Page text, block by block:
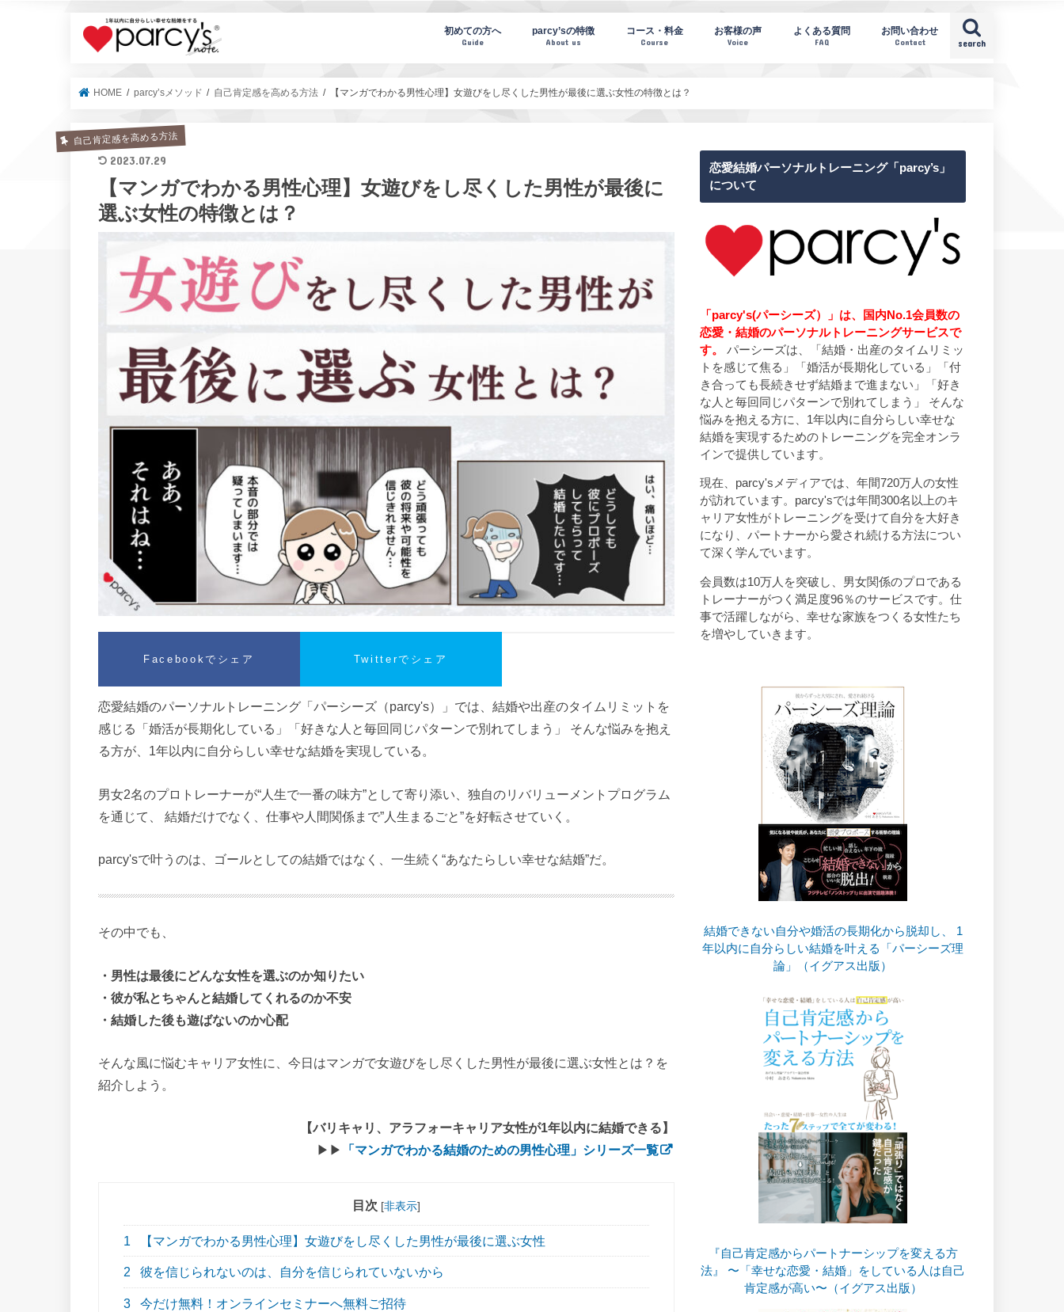
parcy's note(パーシーズノート) search
初めての方へ
Guide
parcy’sの特徴
About us
コース・料金
Course
お客様の声
Voice
よくある質問
FAQ
お問い合わせ
Contact
HOME parcy’sメソッド 自己肯定感を高める方法 【マンガでわかる男性心理】女遊びをし尽くした男性が最後に選ぶ女性の特徴とは？
自己肯定感を高める方法
2023.07.29
【マンガでわかる男性心理】女遊びをし尽くした男性が最後に
選ぶ女性の特徴とは？
Facebookでシェア Twitterでシェア
恋愛結婚のパーソナルトレーニング「パーシーズ（parcy's）」では、結婚や出産のタイムリミットを
感じる「婚活が長期化している」「好きな人と毎回同じパターンで別れてしまう」 そんな悩みを抱え
る方が、1年以内に自分らしい幸せな結婚を実現している。
男女2名のプロトレーナーが“人生で一番の味方”として寄り添い、独自のリバリューメントプログラム
を通じて、 結婚だけでなく、仕事や人間関係まで”人生まるごと”を好転させていく。
parcy'sで叶うのは、ゴールとしての結婚ではなく、一生続く“あなたらしい幸せな結婚”だ。
その中でも、
・男性は最後にどんな女性を選ぶのか知りたい
・彼が私とちゃんと結婚してくれるのか不安
・結婚した後も遊ばないのか心配
そんな風に悩むキャリア女性に、今日はマンガで女遊びをし尽くした男性が最後に選ぶ女性とは？を
紹介しよう。
【バリキャリ、アラフォーキャリア女性が1年以内に結婚できる】
▶▶
「マンガでわかる結婚のための男性心理」シリーズ一覧
目次 [非表示]
1 【マンガでわかる男性心理】女遊びをし尽くした男性が最後に選ぶ女性
2 彼を信じられないのは、自分を信じられていないから
3 今だけ無料！オンラインセミナーへ無料ご招待
恋愛結婚パーソナルトレーニング「parcy’s」
について
「parcy's(パーシーズ）」は、国内No.1会員数の
恋愛・結婚のパーソナルトレーニングサービスで
す。
パーシーズは、「結婚・出産のタイムリミッ
トを感じて焦る」「婚活が長期化している」「付
き合っても長続きせず結婚まで進まない」「好き
な人と毎回同じパターンで別れてしまう」 そんな
悩みを抱える方に、1年以内に自分らしい幸せな
結婚を実現するためのトレーニングを完全オンラ
インで提供しています。
現在、parcy'sメディアでは、年間720万人の女性
が訪れています。parcy'sでは年間300名以上のキ
ャリア女性がトレーニングを受けて自分を大好き
になり、パートナーから愛され続ける方法につい
て深く学んでいます。
会員数は10万人を突破し、男女関係のプロである
トレーナーがつく満足度96％のサービスです。仕
事で活躍しながら、幸せな家族をつくる女性たち
を増やしていきます。
結婚できない自分や婚活の長期化から脱却し、 1
年以内に自分らしい結婚を叶える「パーシーズ理
論」（イグアス出版）
『自己肯定感からパートナーシップを変える方
法』 〜「幸せな恋愛・結婚」をしている人は自己
肯定感が高い〜（イグアス出版）